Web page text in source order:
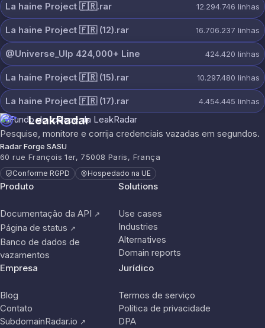
La haine Project 🇫🇷.rar 12.294.746 linhas
La haine Project 🇫🇷 (12).rar 16.706.237 linhas
@Universe_Ulp 424,000+ Line 424.420 linhas
La haine Project 🇫🇷 (15).rar 10.297.480 linhas
La haine Project 🇫🇷 (17).rar 4.454.445 linhas
LeakRadar
Pesquise, monitore e corrija credenciais vazadas em segundos.
Radar Forge SASU
60 rue François 1er, 75008 Paris, França
Conforme RGPD Hospedado na UE
Produto
Documentação da API ↗
Página de status ↗
Banco de dados de
vazamentos
Solutions
Use cases
Industries
Alternatives
Domain reports
Empresa
Blog
Contato
SubdomainRadar.io ↗
Jurídico
Termos de serviço
Política de privacidade
DPA